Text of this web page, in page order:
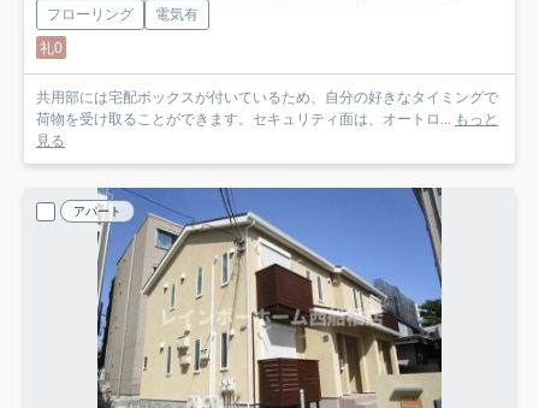
フローリング
電気有
礼0
共用部には宅配ボックスが付いているため、自分の好きなタイミングで
荷物を受け取ることができます。セキュリティ面は、オートロ... もっと
見る
アパート